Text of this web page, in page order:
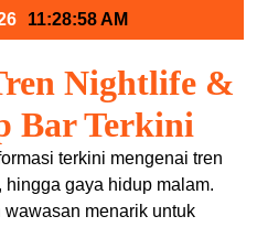
11:28:59 AM
Nightlife &
Bar Terkini
terkini mengenai tren
hingga gaya hidup malam.
menarik untuk